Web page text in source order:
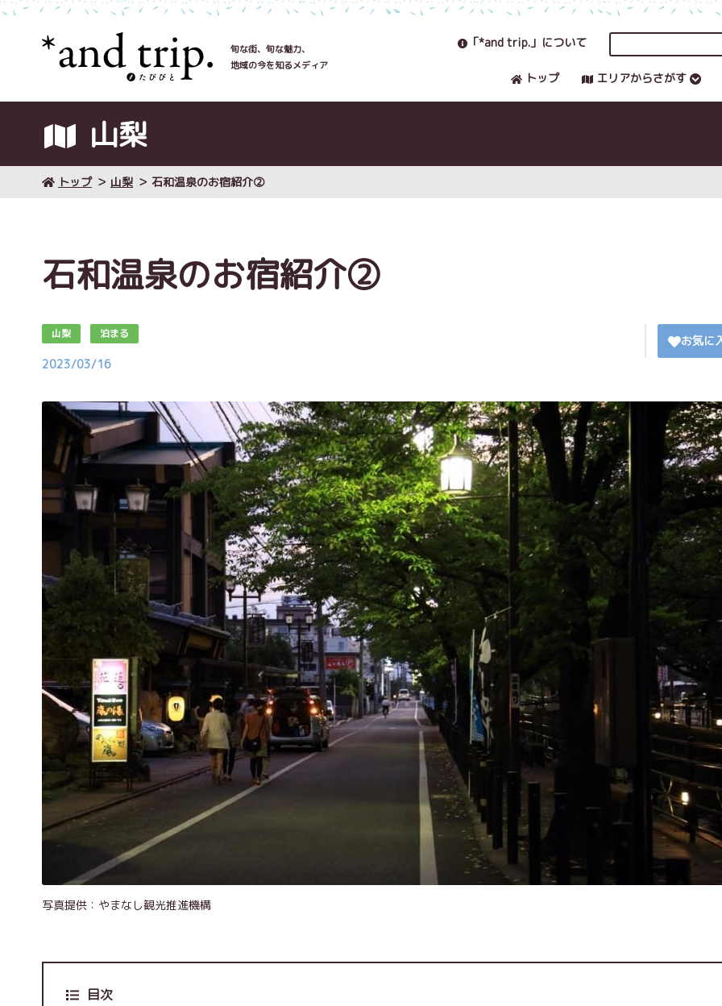
旬な街、旬な魅力、
地域の今を知るメディア
「*and trip.」について
トップ エリアからさがす
山梨
トップ 山梨 石和温泉のお宿紹介②
石和温泉のお宿紹介②
山梨 泊まる
2023/03/16
お気に
写真提供：やまなし観光推進機構
目次